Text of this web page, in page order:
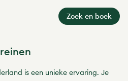
Zoek en boek
is een unieke ervaring. Je